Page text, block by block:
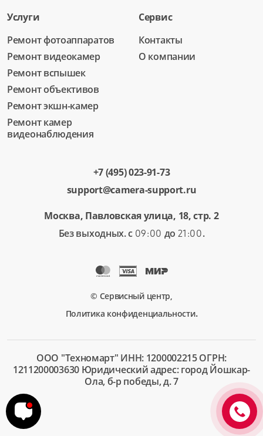
Услуги
Ремонт фотоаппаратов
Ремонт видеокамер
Ремонт вспышек
Ремонт объективов
Ремонт экшн-камер
Ремонт камер
видеонаблюдения
Сервис
Контакты
О компании
+7 (495) 023-91-73
support@camera-support.ru
Москва, Павловская улица, 18, стр. 2
Без выходных. с 09:00 до 21:00.
© Сервисный центр,
Политика конфиденциальности.
ООО "Техномарт" ИНН: 1200002215 ОГРН:
1211200003630 Юридический адрес: город Йошкар-
Ола, б-р победы, д. 7
+7 (495)
023-91-
73